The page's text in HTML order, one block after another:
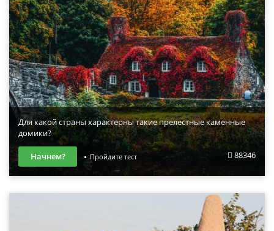
Для какой страны характерны такие прелестные каменные
домики?
88346
Начнем? Пройдите тест